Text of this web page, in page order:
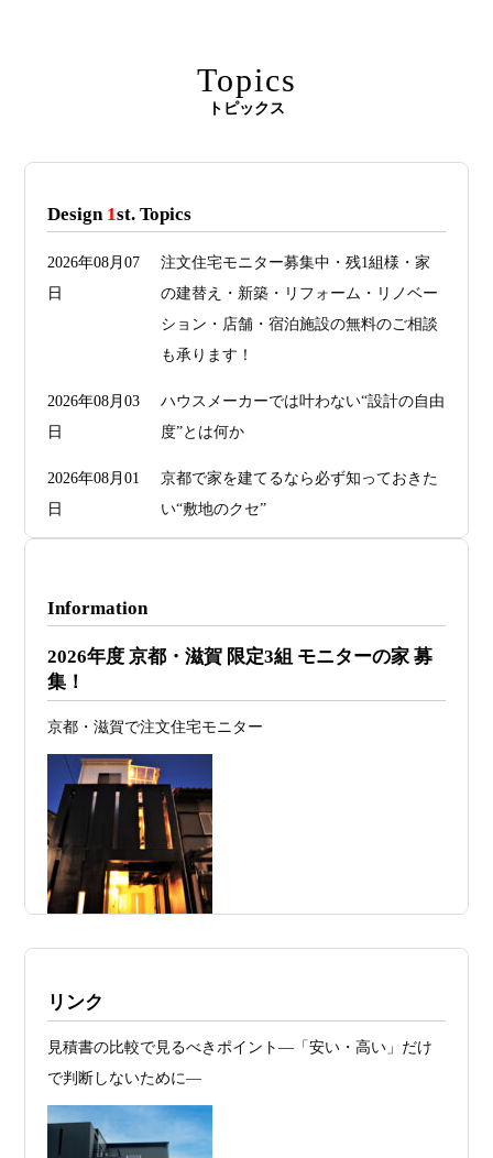
Topics
トピックス
Design 1st. Topics
2026年08月07
日
注文住宅モニター募集中・残1組様・家
の建替え・新築・リフォーム・リノベー
ション・店舗・宿泊施設の無料のご相談
も承ります！
2026年08月03
日
ハウスメーカーでは叶わない“設計の自由
度”とは何か
2026年08月01
日
京都で家を建てるなら必ず知っておきた
い“敷地のクセ”
2026年07月26
日
予算オーバーを防ぐ方法 ― デザインフ
ァーススト一級建築士事務所が考える“設
2026年07月24
旗竿地・狭小地は「土地代が安い＝お
得」ではない ―道路が狭い京都・滋賀で
こそ知っておくべき“建築費が上がる理
由”―
2026年07月23
日
予算が限られていても“美しい家”はつく
れる 削るべき場所・残すべき場所をどう
日
RC風デザインを実現するための設計戦略
デザイン住宅
Information
2026年度 京都・滋賀 限定3組 モニターの家 募
集！
京都・滋賀で注文住宅モニター
施工例・京都市北区・ハイクラスの家1UP
多数お問合せありがとうございました。2021～
2025年度 京都・滋賀の注文住宅モニター募
お問合せ有難う御座いました。京都市北区I様,京都市中京
リンク
見積書の比較で見るべきポイント―「安い・高い」だけ
で判断しないために―